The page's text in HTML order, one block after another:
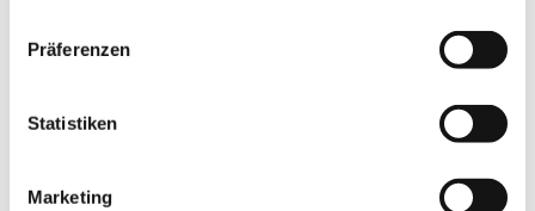
Präferenzen
Statistiken
Marketing